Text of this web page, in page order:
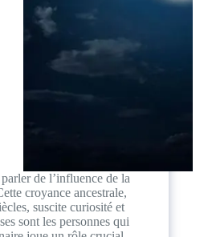
de l’influence de la
croyance ancestrale,
suscite curiosité et
sont les personnes qui